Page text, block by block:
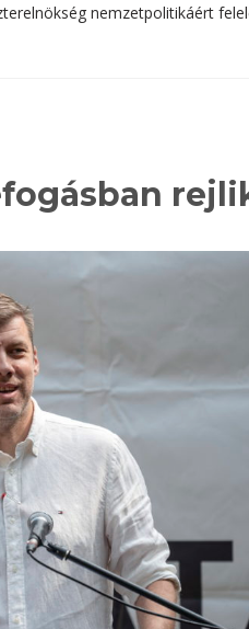
nemzetpolitikáért